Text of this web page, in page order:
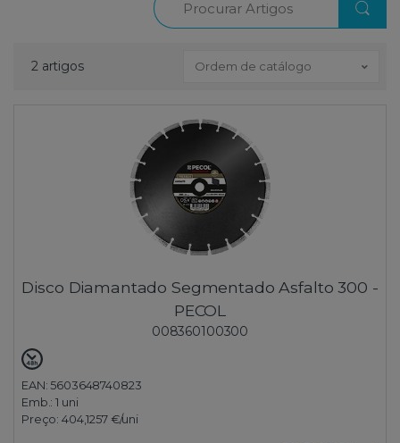
2 artigos Ordem de catálogo
Disco Diamantado Segmentado Asfalto 300 -
PECOL
008360100300
EAN: 5603648740823
Emb.:1 uni
Preço: 404,1257 €/uni